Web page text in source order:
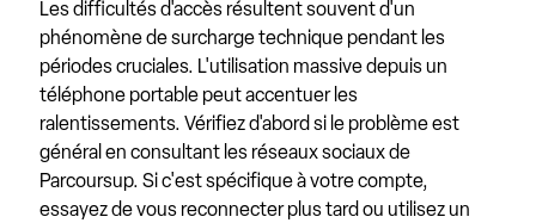
Les difficultés d'accès résultent souvent d'un
phénomène de surcharge technique pendant les
périodes cruciales. L'utilisation massive depuis un
téléphone portable peut accentuer les
ralentissements. Vérifiez d'abord si le problème est
général en consultant les réseaux sociaux de
Parcoursup. Si c'est spécifique à votre compte,
essayez de vous reconnecter plus tard ou utilisez un